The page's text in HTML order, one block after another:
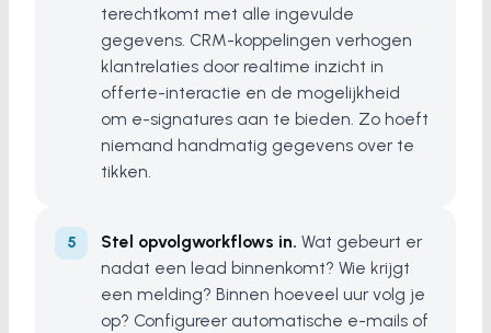
terechtkomt met alle ingevulde
gegevens. CRM-koppelingen verhogen
klantrelaties door realtime inzicht in
offerte-interactie en de mogelijkheid
om e-signatures aan te bieden. Zo hoeft
niemand handmatig gegevens over te
tikken.
Stel opvolgworkflows in. Wat gebeurt er
nadat een lead binnenkomt? Wie krijgt
een melding? Binnen hoeveel uur volg je
op? Configureer automatische e-mails of